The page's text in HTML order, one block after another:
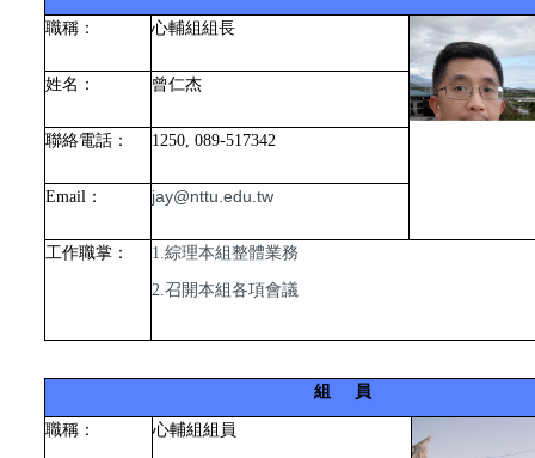
職稱： 心輔組組長
姓名： 曾仁杰
聯絡電話： 1250, 089-517342
Email ： jay@nttu.edu.tw
工作職掌： 1.綜理本組整體業務
2.召開本組各項會議
組 員
職稱： 心輔組組員